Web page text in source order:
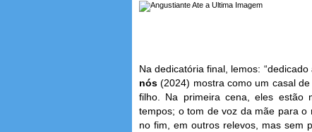
Na dedicatória final, lemos:
nós(2024) mostra como um casal
filho. Na primeira cena, eles estão
tempos; o tom de voz da mãe para o
no fim, em outros relevos, mas sem